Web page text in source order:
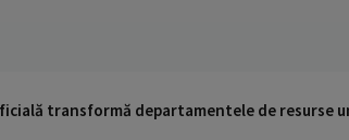
transformă departamentele de resurse